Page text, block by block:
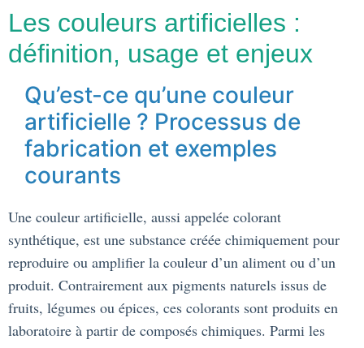
Les couleurs artificielles :
définition, usage et enjeux
Qu’est-ce qu’une couleur
artificielle ? Processus de
fabrication et exemples
courants
Une couleur artificielle, aussi appelée colorant
synthétique, est une substance créée chimiquement pour
reproduire ou amplifier la couleur d’un aliment ou d’un
produit. Contrairement aux pigments naturels issus de
fruits, légumes ou épices, ces colorants sont produits en
laboratoire à partir de composés chimiques. Parmi les